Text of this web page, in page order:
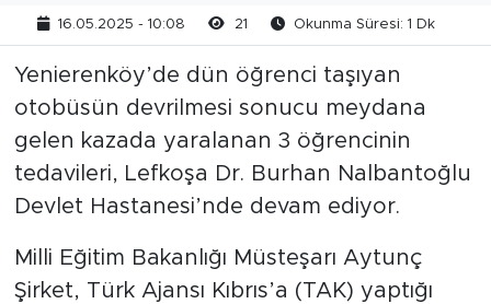
16.05.2025 - 10:08 21 Okunma Süresi: 1 Dk
Yenierenköy’de dün öğrenci taşıyan
otobüsün devrilmesi sonucu meydana
gelen kazada yaralanan 3 öğrencinin
tedavileri, Lefkoşa Dr. Burhan Nalbantoğlu
Devlet Hastanesi’nde devam ediyor.
Milli Eğitim Bakanlığı Müsteşarı Aytunç
Şirket, Türk Ajansı Kıbrıs’a (TAK) yaptığı